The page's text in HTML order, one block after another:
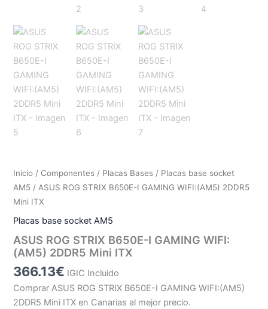
Inicio / Componentes / Placas Bases / Placas base socket
AM5 / ASUS ROG STRIX B650E-I GAMING WIFI:(AM5) 2DDR5
Mini ITX
Placas base socket AM5
ASUS ROG STRIX B650E-I GAMING WIFI:
(AM5) 2DDR5 Mini ITX
366.13€ IGIC Incluido
Comprar ASUS ROG STRIX B650E-I GAMING WIFI:(AM5)
2DDR5 Mini ITX en Canarias al mejor precio.